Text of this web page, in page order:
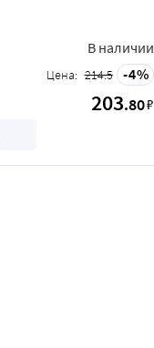
В наличии
Цена: 214.5 4
203.80₽